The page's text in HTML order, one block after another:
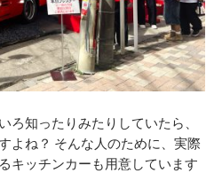
ろ知ったりみたりしていたら、
よね？ そんな人のために、実際
キッチンカーも用意しています